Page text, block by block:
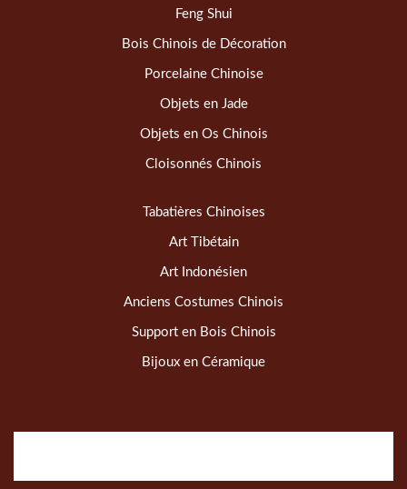
Feng Shui
Bois Chinois de Décoration
Porcelaine Chinoise
Objets en Jade
Objets en Os Chinois
Cloisonnés Chinois
Tabatières Chinoises
Art Tibétain
Art Indonésien
Anciens Costumes Chinois
Support en Bois Chinois
Bijoux en Céramique